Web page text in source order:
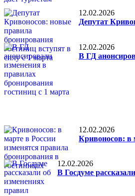
12.02.2026
Депутат
12.02.2026
В ГД
12.02.2026
Кривоносов: в
12.02.2026
В Госдуме